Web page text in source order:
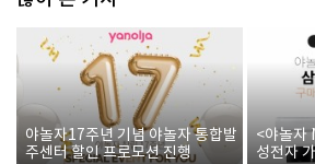
야놀자17주년 기념 야놀자 통합발
주센터 할인 프로모션 진행
<야놀자
성전자